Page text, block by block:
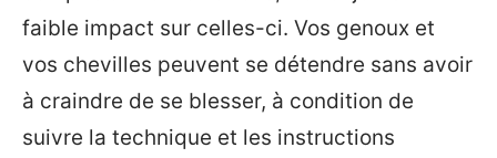
faible impact sur celles-ci. Vos genoux et
vos chevilles peuvent se détendre sans avoir
à craindre de se blesser, à condition de
suivre la technique et les instructions